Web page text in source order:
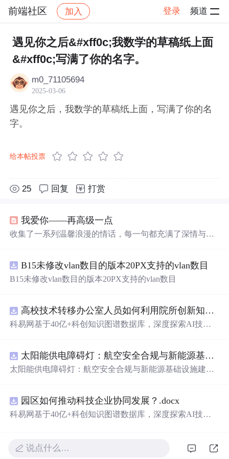
前端社区 加入 登录 频道
社区 前端社区 感慨 帖子详情
遇见你之后&#xff0c;我数学的草稿纸上面
&#xff0c;写满了你的名字。
m0_71105694
2025-03-06
遇见你之后，我数学的草稿纸上面，写满了你的名
字。
给本帖投票
25 回复 打赏
我爱你——再高级一点
收集了一系列温馨浪漫的情话，每一句都充满了深情与爱
B15未修改vlan数目的版本20PX支持的vlan数目
B15未修改vlan数目的版本20PX支持的vlan数目
高校技术转移办公室人员如何利用院所创新知识图谱发现技术转化瓶颈？.docx
科易网基于40亿+科创知识图谱数据库，深度探索AI技术
新领域的AI+数智化解决方案，推动科技创新与产业创新
智能化发展。
太阳能供电障碍灯：航空安全合规与新能源基础设施建设驱动的离网照明市场.docx
太阳能供电障碍灯：航空安全合规与新能源基础设施建设
园区如何推动科技企业协同发展？.docx
科易网基于40亿+科创知识图谱数据库，深度探索AI技术
新领域的AI+数智化解决方案，推动科技创新与产业创新
说点什么…